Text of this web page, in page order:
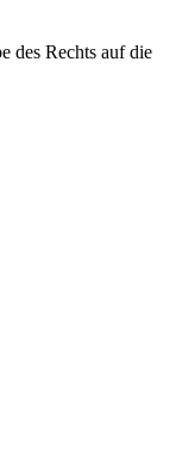
des Rechts auf die